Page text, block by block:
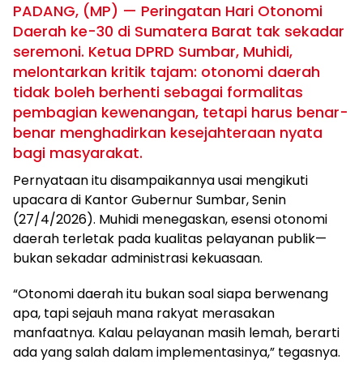
PADANG, (MP) — Peringatan Hari Otonomi
Daerah ke-30 di Sumatera Barat tak sekadar
seremoni. Ketua DPRD Sumbar, Muhidi,
melontarkan kritik tajam: otonomi daerah
tidak boleh berhenti sebagai formalitas
pembagian kewenangan, tetapi harus benar-
benar menghadirkan kesejahteraan nyata
bagi masyarakat.
Pernyataan itu disampaikannya usai mengikuti
upacara di Kantor Gubernur Sumbar, Senin
(27/4/2026). Muhidi menegaskan, esensi otonomi
daerah terletak pada kualitas pelayanan publik—
bukan sekadar administrasi kekuasaan.
“Otonomi daerah itu bukan soal siapa berwenang
apa, tapi sejauh mana rakyat merasakan
manfaatnya. Kalau pelayanan masih lemah, berarti
ada yang salah dalam implementasinya,” tegasnya.